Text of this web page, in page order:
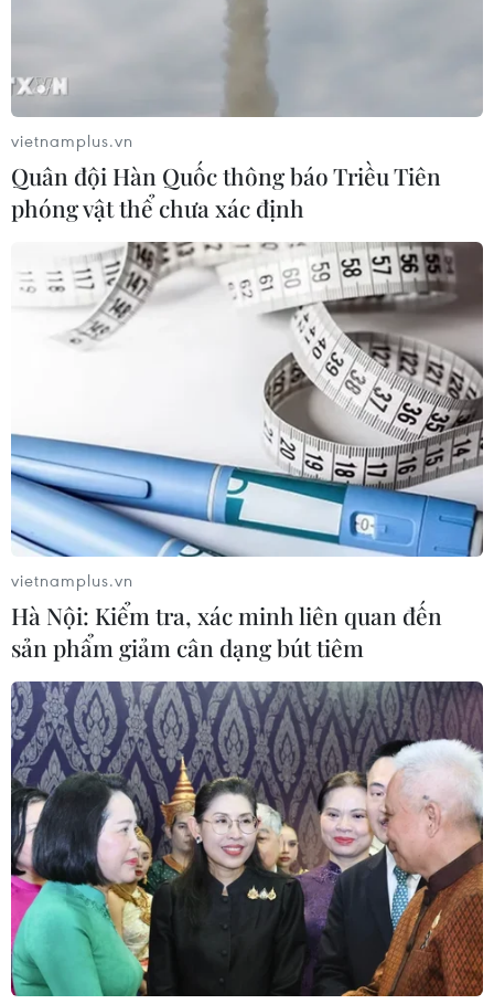
vietnamplus.vn
Quân đội Hàn Quốc thông báo Triều Tiên
phóng vật thể chưa xác định
vietnamplus.vn
Hà Nội: Kiểm tra, xác minh liên quan đến
sản phẩm giảm cân dạng bút tiêm